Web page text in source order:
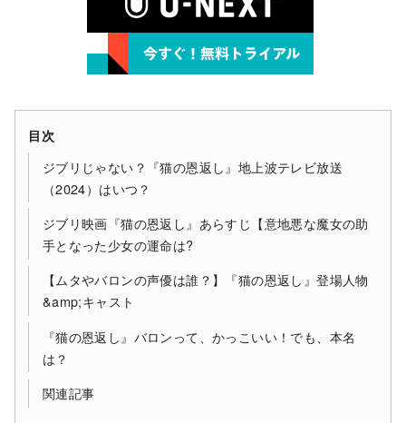
目次
ジブリじゃない？『猫の恩返し』地上波テレビ放送
（2024）はいつ？
ジブリ映画『猫の恩返し』あらすじ【意地悪な魔女の助
手となった少女の運命は?
【ムタやバロンの声優は誰？】『猫の恩返し』登場人物
&amp;キャスト
『猫の恩返し』バロンって、かっこいい！でも、本名
は？
関連記事